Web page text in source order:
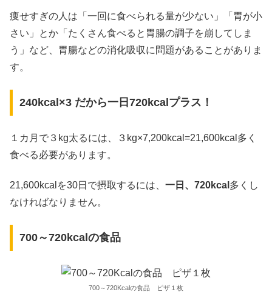
痩せすぎの人は「一回に食べられる量が少ない」「胃が小
さい」とか「たくさん食べると胃腸の調子を崩してしま
う」など、胃腸などの消化吸収に問題があることがありま
す。
240kcal×3 だから一日720kcalプラス！
１カ月で３kg太るには、３kg×7,200kcal=21,600kcal多く
食べる必要があります。
21,600kcalを30日で摂取するには、 一日、720kcal 多くし
なければなりません。
700～720kcalの食品
700～720Kcalの食品 ピザ１枚